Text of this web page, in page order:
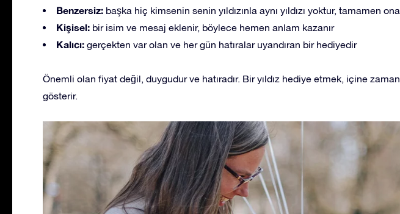
Benzersiz: başka hiç kimsenin senin yıldızınla aynı yıldızı yoktur, tamamen
Kişisel: bir isim ve mesaj eklenir, böylece hemen anlam kazanır
Kalıcı: gerçekten var olan ve her gün hatıralar uyandıran bir hediyedir
Önemli olan fiyat değil, duygudur ve hatıradır. Bir yıldız hediye etmek, içine
gösterir.